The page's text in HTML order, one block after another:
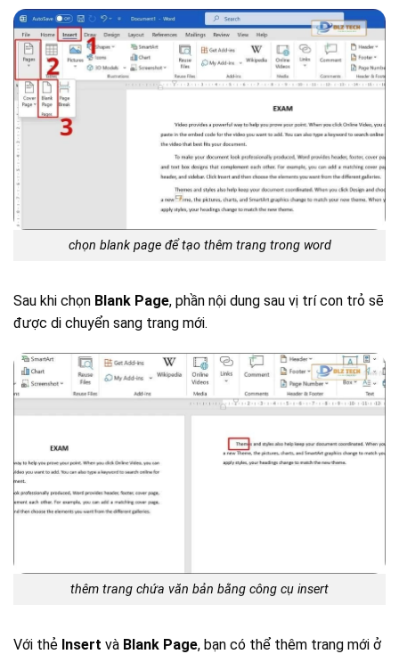
chọn blank page để tạo thêm trang trong word
Sau khi chọn Blank Page, phần nội dung sau vị trí con trỏ sẽ
được di chuyển sang trang mới.
thêm trang chứa văn bản bằng công cụ insert
Với thẻ Insert và Blank Page, bạn có thể thêm trang mới ở